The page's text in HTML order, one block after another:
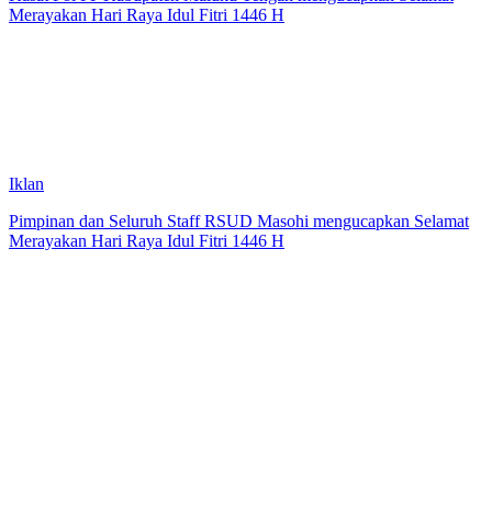
Merayakan Hari Raya Idul Fitri 1446 H
Iklan
Pimpinan dan Seluruh Staff RSUD Masohi mengucapkan Selamat
Merayakan Hari Raya Idul Fitri 1446 H